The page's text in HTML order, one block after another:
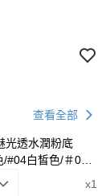
查看全部
光透水潤粉底
#04白皙色/＃05
x1